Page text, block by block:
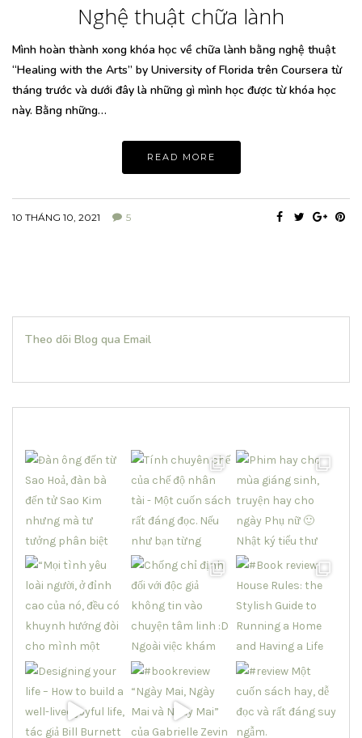
Nghệ thuật chữa lành
Mình hoàn thành xong khóa học về chữa lành bằng nghệ thuật
“Healing with the Arts” by University of Florida trên Coursera từ
tháng trước và dưới đây là những gì mình học được từ khóa học
này. Bằng những…
READ MORE
10 THÁNG 10, 2021 5
Theo dõi Blog qua Email